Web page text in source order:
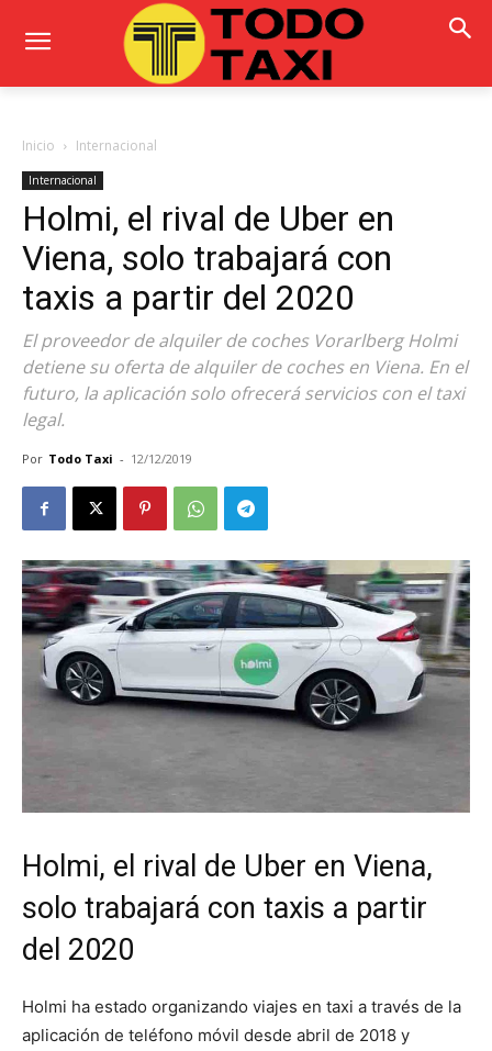
Inicio Internacional
Internacional
Holmi, el rival de Uber en
Viena, solo trabajará con
taxis a partir del 2020
El proveedor de alquiler de coches Vorarlberg Holmi
detiene su oferta de alquiler de coches en Viena. En el
futuro, la aplicación solo ofrecerá servicios con el taxi
legal.
Por Todo Taxi - 12/12/2019
Holmi, el rival de Uber en Viena,
solo trabajará con taxis a partir
del 2020
Holmi ha estado organizando viajes en taxi a través de la
aplicación de teléfono móvil desde abril de 2018 y